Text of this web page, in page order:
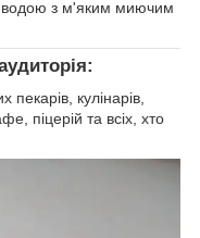
водою з м'яким миючим
кулінарів,
піцерій та всіх, хто